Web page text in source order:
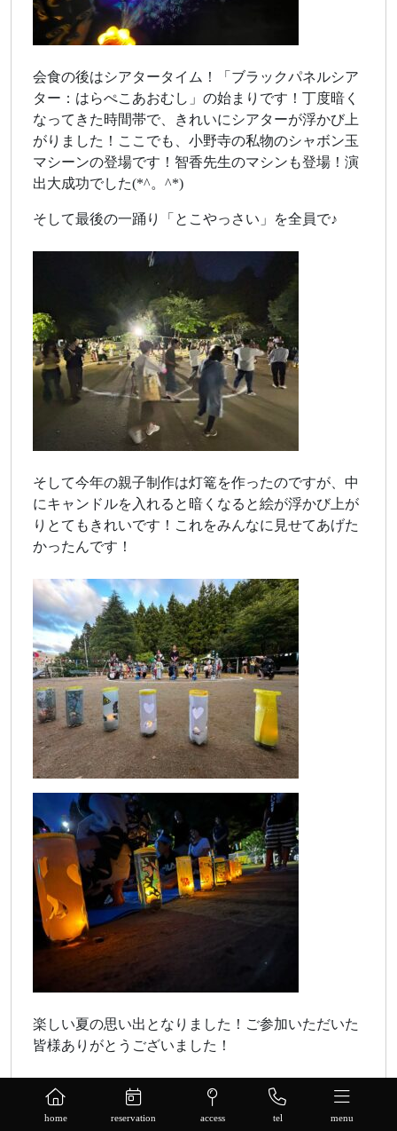
home reservation access tel menu
会食の後はシアタータイム！「ブラックパネルシア
ター：はらぺこあおむし」の始まりです！丁度暗く
なってきた時間帯で、きれいにシアターが浮かび上
がりました！ここでも、小野寺の私物のシャボン玉
マシーンの登場です！智香先生のマシンも登場！演
出大成功でした(*^。^*)
そして最後の一踊り「とこやっさい」を全員で♪
そして今年の親子制作は灯篭を作ったのですが、中
にキャンドルを入れると暗くなると絵が浮かび上が
りとてもきれいです！これをみんなに見せてあげた
かったんです！
楽しい夏の思い出となりました！ご参加いただいた
皆様ありがとうございました！